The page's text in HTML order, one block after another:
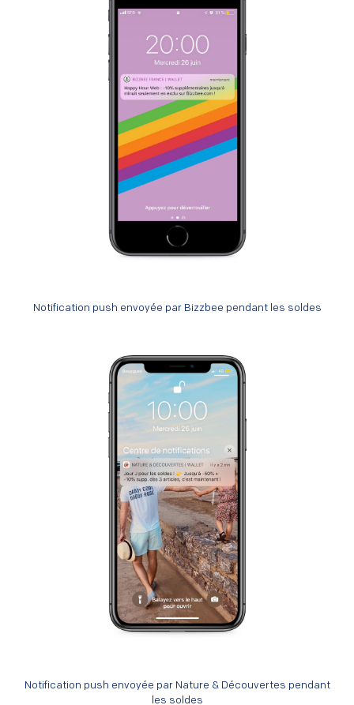
Notification push envoyée par Bizzbee pendant les soldes
Notification push envoyée par Nature & Découvertes pendant
les soldes